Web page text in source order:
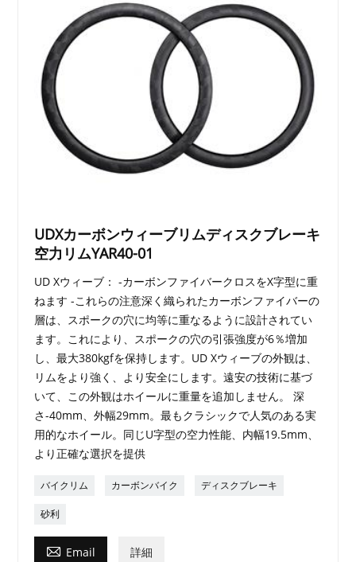
UDXカーボンウィーブリムディスクブレーキ
空力リムYAR40-01
UD Xウィーブ： -カーボンファイバークロスをX字型に重
ねます -これらの注意深く織られたカーボンファイバーの
層は、スポークの穴に均等に重なるように設計されてい
ます。これにより、スポークの穴の引張強度が6％増加
し、最大380kgfを保持します。UD Xウィーブの外観は、
リムをより強く、より安全にします。遠安の技術に基づ
いて、この外観はホイールに重量を追加しません。 深
さ-40mm、外幅29mm。最もクラシックで人気のある実
用的なホイール。同じU字型の空力性能、内幅19.5mm、
より正確な選択を提供
バイクリム カーボンバイク ディスクブレーキ
砂利
 Email 詳細